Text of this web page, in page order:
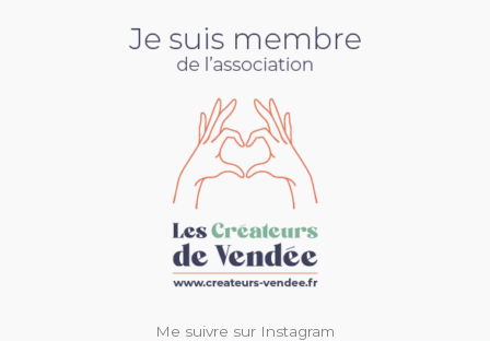
Me suivre sur Instagram